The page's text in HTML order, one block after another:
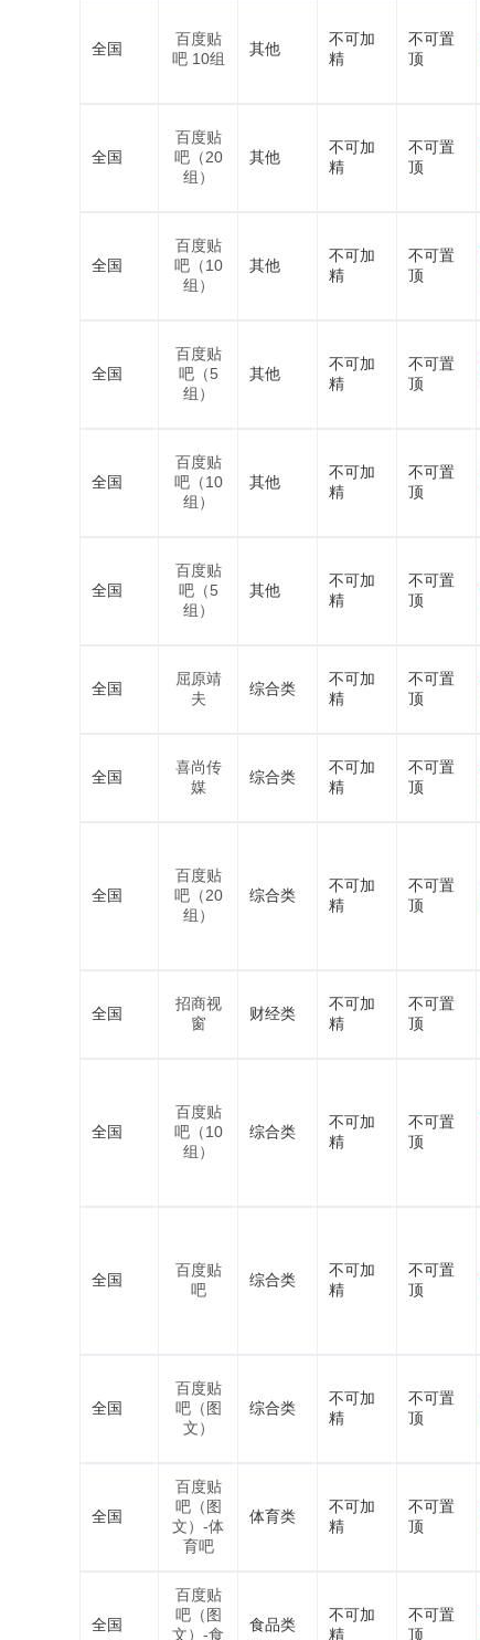
全国
百度贴
吧 10组
其他
不可加
精
不可置
顶
全国
百度贴
吧（20
组）
其他
不可加
精
不可置
顶
全国
百度贴
吧（10
组）
其他
不可加
精
不可置
顶
全国
百度贴
吧（5
组）
其他
不可加
精
不可置
顶
全国
百度贴
吧（10
组）
其他
不可加
精
不可置
顶
全国
百度贴
吧（5
组）
其他
不可加
精
不可置
顶
全国
屈原靖
夫
综合类
不可加
精
不可置
顶
全国
喜尚传
媒
综合类
不可加
精
不可置
顶
全国
百度贴
吧（20
组）
综合类
不可加
精
不可置
顶
全国
招商视
窗
财经类
不可加
精
不可置
顶
全国
百度贴
吧（10
组）
综合类
不可加
精
不可置
顶
全国
百度贴
吧
综合类
不可加
精
不可置
顶
全国
百度贴
吧（图
文）
综合类
不可加
精
不可置
顶
全国
百度贴
吧（图
文）-体
育吧
体育类
不可加
精
不可置
顶
全国
百度贴
吧（图
文）-食
食品类
不可加
精
不可置
顶